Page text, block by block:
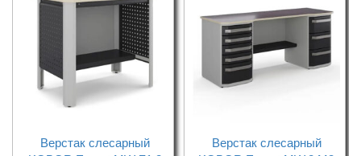
Верстак слесарный
Верстак слесарный